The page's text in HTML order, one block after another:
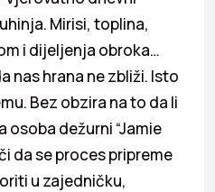
Mirisi, toplina,
i dijeljenja obroka…
nas hrana ne zbliži. Isto
Bez obzira na to da li
osoba dežurni “Jamie
da se proces pripreme
u zajedničku,